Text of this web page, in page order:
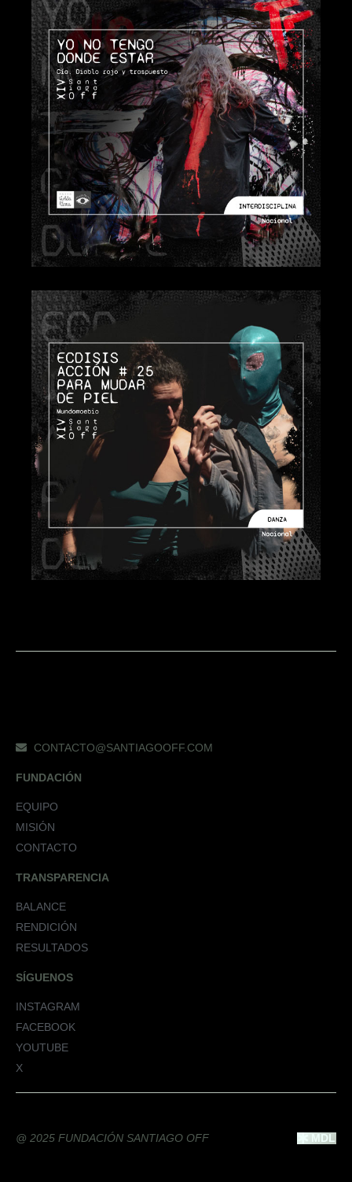
CONTACTO@SANTIAGOOFF.COM
FUNDACIÓN
EQUIPO
MISIÓN
CONTACTO
TRANSPARENCIA
BALANCE
RENDICIÓN
RESULTADOS
SÍGUENOS
INSTAGRAM
FACEBOOK
YOUTUBE
X
@ 2025 FUNDACIÓN SANTIAGO OFF MDL